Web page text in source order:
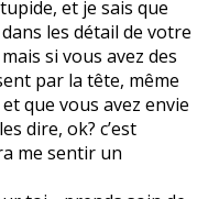
et je sais que
les détail de votre
si vous avez des
par la tête, même
que vous avez envie
dire, ok? c’est
me sentir un